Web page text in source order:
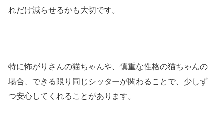
れだけ減らせるかも大切です。
特に怖がりさんの猫ちゃんや、慎重な性格の猫ちゃんの
場合、できる限り同じシッターが関わることで、少しず
つ安心してくれることがあります。